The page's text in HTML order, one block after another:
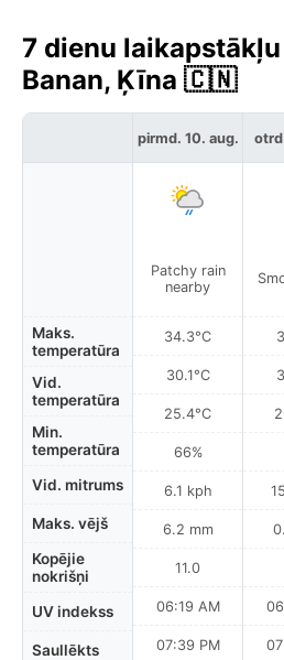
7 dienu
Banan, Ķīna 🇨🇳
Maks.
temperatūra
Vid.
temperatūra
Min.
temperatūra
Vid. mitrums
Maks. vējš
Kopējie
nokrišņi
UV indekss
Saullēkts
pirmd. 10. aug.
Patchy rain
nearby
34.3°C
30.1°C
25.4°C
66%
6.1 kph
6.2 mm
11.0
06:19 AM
07:39 PM